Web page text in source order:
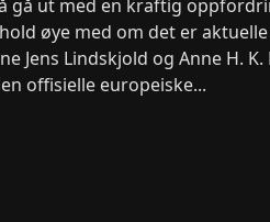
gå ut med en kraftig
øye med om det er
Jens Lindskjold og Anne H. K.
offisielle europeiske...